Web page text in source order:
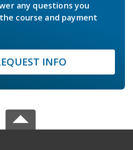
any questions you
course and payment
INFO